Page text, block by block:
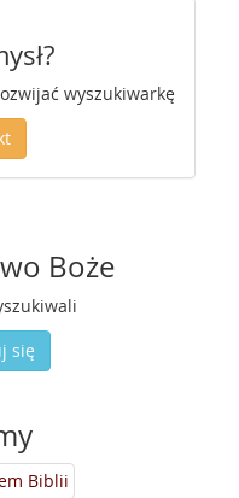
wyszukiwarkę
Boże
się